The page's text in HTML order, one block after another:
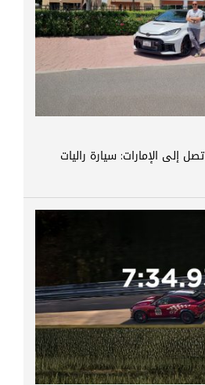
تويوتا GR Yaris 2026 تصل إلى الإمارات: سيارة راليات